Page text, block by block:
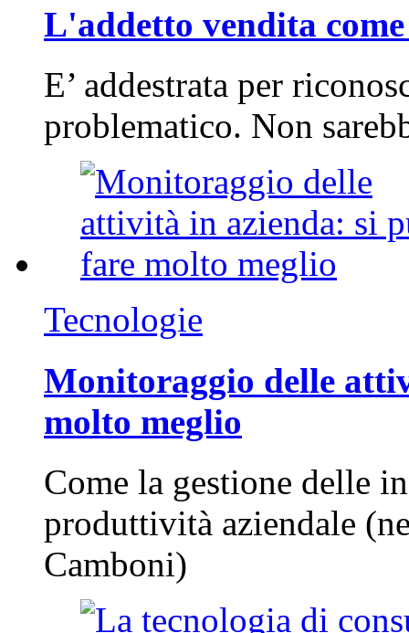
L'addetto vendita
E’ addestrata per
problematico. Non
Tecnologie
Monitoraggio delle
molto meglio
Come la gestione delle
produttività aziendale
Camboni)